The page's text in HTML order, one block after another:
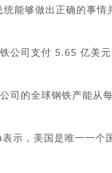
能够做出正确的事
公司支付 5.65 亿美
司的全球钢铁产能
，美国是唯一一个